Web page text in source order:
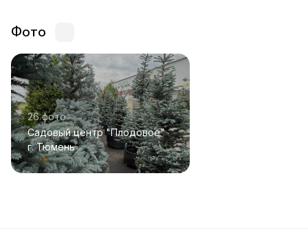
Фото
26 фото
Садовый центр "Плодовое"
г. Тюмень